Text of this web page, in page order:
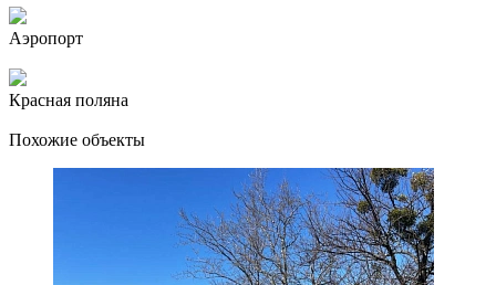
Аэропорт
Красная поляна
Похожие объекты